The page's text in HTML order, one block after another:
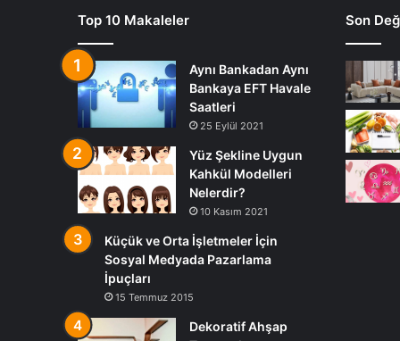
Top 10 Makaleler
Aynı Bankadan Aynı
Bankaya EFT Havale
Saatleri
25 Eylül 2021
Yüz Şekline Uygun
Kahkül Modelleri
Nelerdir?
10 Kasım 2021
Küçük ve Orta İşletmeler İçin
Sosyal Medyada Pazarlama
İpuçları
15 Temmuz 2015
Dekoratif Ahşap
Son